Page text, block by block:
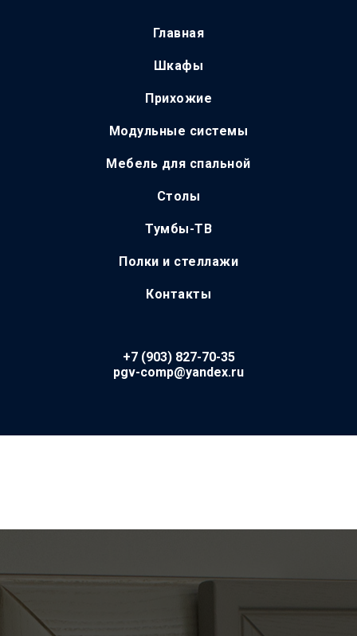
Главная
Шкафы
Прихожие
Модульные системы
Мебель для спальной
Столы
Тумбы-ТВ
Полки и стеллажи
Контакты
+7 (903) 827-70-35
pgv-comp@yandex.ru